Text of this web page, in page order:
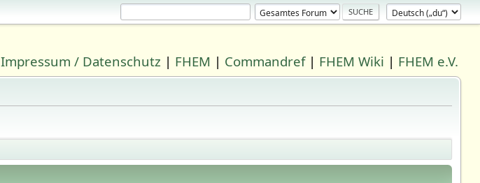
Impressum / Datenschutz | FHEM | Commandref| FHEM Wiki | FHEM e.V.